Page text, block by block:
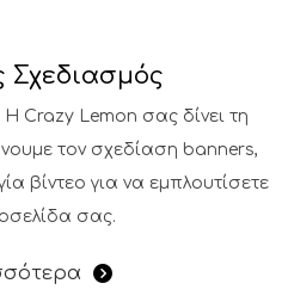
Σχεδιασμός
Crazy Lemon σας δίνει τη
τον σχεδίαση banners,
βίντεο για να εμπλουτίσετε
σας.